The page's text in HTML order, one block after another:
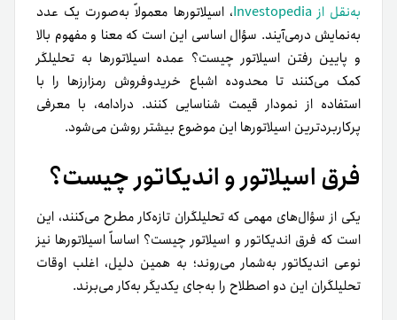
به‌نقل از Investopedia
، اسیلاتورها معمولاً به‌صورت یک عدد
به‌نمایش در‌می‌آیند. سؤال اساسی این است که معنا و مفهوم بالا
و پایین رفتن اسیلاتور چیست؟ عمده اسیلاتورها به‌ تحلیلگر
کمک می‌کنند تا محدوده اشباع خریدوفروش رمزارزها را با
استفاده از نمودار قیمت شناسایی کنند. درادامه، با معرفی
پرکاربردترین اسیلاتورها این موضوع بیشتر روشن می‌شود.
فرق اسیلاتور و اندیکاتور چیست؟
یکی از سؤال‌های مهمی که تحلیلگران تازه‌کار مطرح می‌کنند، این
است که فرق اندیکاتور و اسیلاتور چیست؟ اساساً اسیلاتورها نیز
نوعی اندیکاتور به‌شمار می‌روند؛ به‌ همین دلیل، اغلب اوقات
تحلیلگران این دو اصطلاح را به‌جای یکدیگر به‌کار می‌برند.